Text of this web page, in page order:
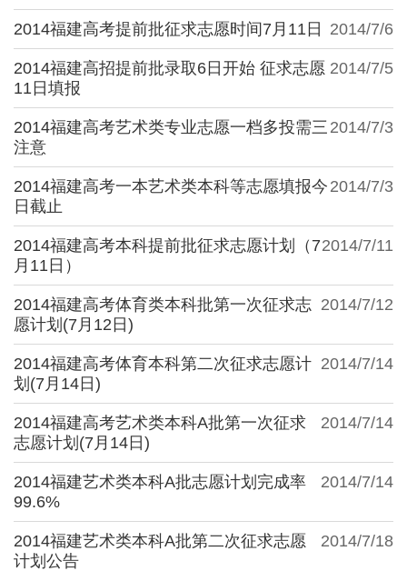
2014/7/6
2014福建高考提前批征求志愿时间7月11日
2014/7/5
2014福建高招提前批录取6日开始 征求志愿
11日填报
2014/7/3
2014福建高考艺术类专业志愿一档多投需三
注意
2014/7/3
2014福建高考一本艺术类本科等志愿填报今
日截止
2014/7/11
2014福建高考本科提前批征求志愿计划（7
月11日）
2014/7/12
2014福建高考体育类本科批第一次征求志
愿计划(7月12日)
2014/7/14
2014福建高考体育本科第二次征求志愿计
划(7月14日)
2014/7/14
2014福建高考艺术类本科A批第一次征求
志愿计划(7月14日)
2014/7/14
2014福建艺术类本科A批志愿计划完成率
99.6%
2014/7/18
2014福建艺术类本科A批第二次征求志愿
计划公告